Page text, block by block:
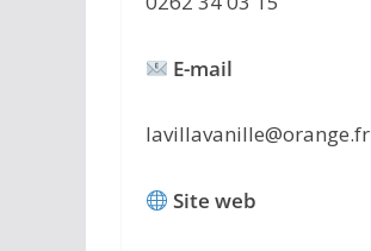
E-mail
lavillavanille@orange.fr
Site web